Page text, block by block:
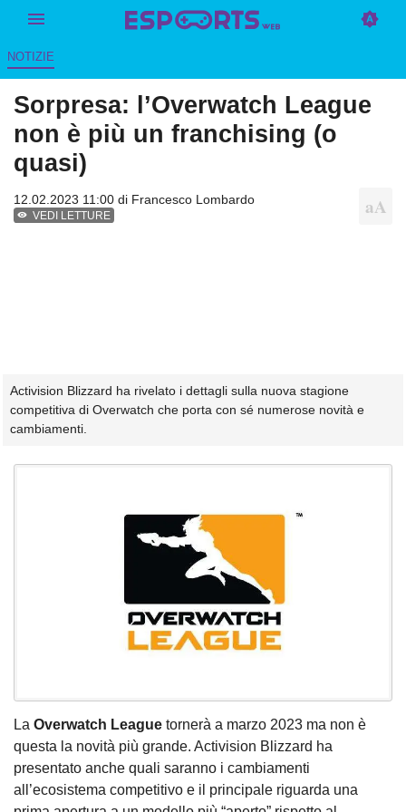
NOTIZIE
Sorpresa: l’Overwatch League
non è più un franchising (o
quasi)
12.02.2023 11:00 di Francesco Lombardo
VEDI LETTURE
Activision Blizzard ha rivelato i dettagli sulla nuova stagione
competitiva di Overwatch che porta con sé numerose novità e
cambiamenti.
La Overwatch League tornerà a marzo 2023 ma non è
questa la novità più grande. Activision Blizzard ha
presentato anche quali saranno i cambiamenti
all’ecosistema competitivo e il principale riguarda una